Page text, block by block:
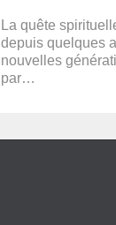
La quête
depuis quelques
nouvelles
par…